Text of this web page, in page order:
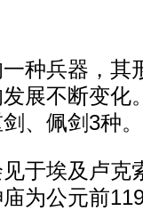
兵器，其
展不断变化
、佩剑3种。
埃及卢克
为公元前